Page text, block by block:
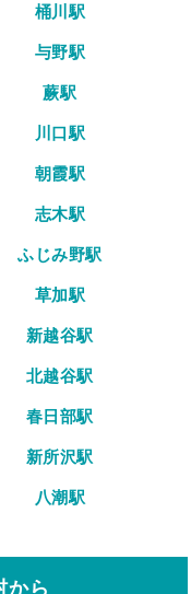
桶川駅
与野駅
蕨駅
川口駅
朝霞駅
志木駅
ふじみ野駅
草加駅
新越谷駅
北越谷駅
春日部駅
新所沢駅
八潮駅
から